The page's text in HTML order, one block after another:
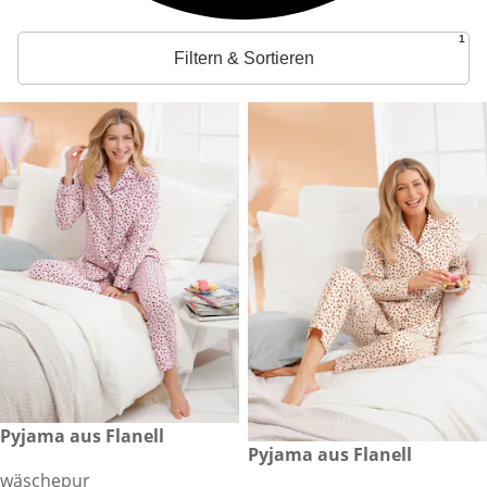
Filtern & Sortieren
1
€ 37,99
Pyjama aus Flanell
wäschepur
€ 37,99
Pyjama aus Flanell